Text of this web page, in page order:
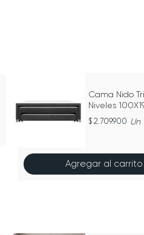
Cama Nido
Niveles
Microfibra
2.709.900 Un
Agregar al carrito